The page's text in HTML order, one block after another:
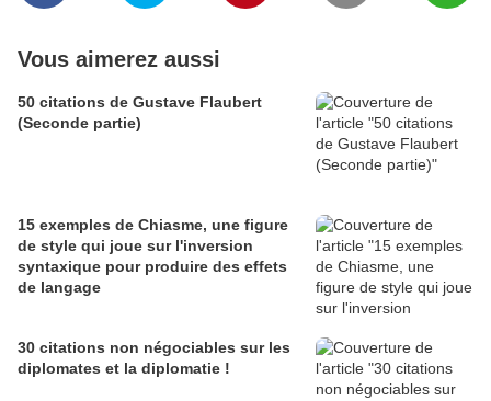
Vous aimerez aussi
50 citations de Gustave Flaubert
(Seconde partie)
15 exemples de Chiasme, une figure
de style qui joue sur l'inversion
syntaxique pour produire des effets
de langage
30 citations non négociables sur les
diplomates et la diplomatie !